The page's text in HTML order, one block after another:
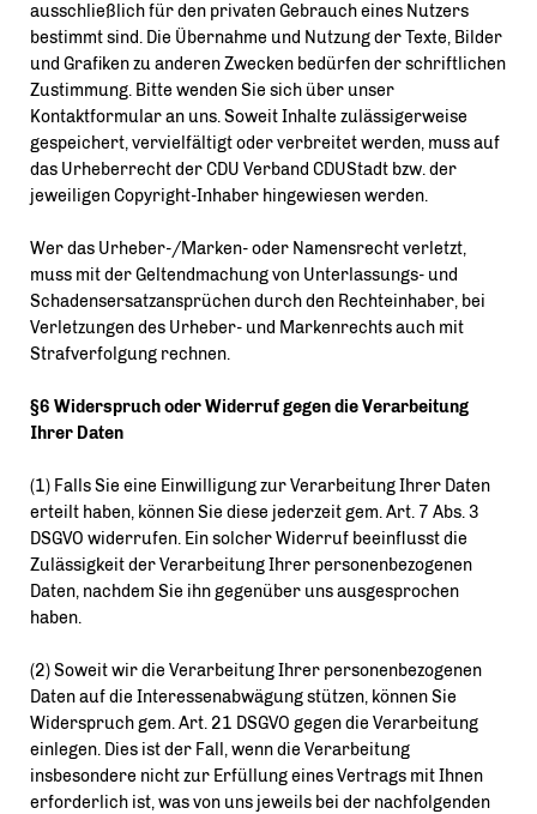
ausschließlich für den privaten Gebrauch eines Nutzers
bestimmt sind. Die Übernahme und Nutzung der Texte, Bilder
und Grafiken zu anderen Zwecken bedürfen der schriftlichen
Zustimmung. Bitte wenden Sie sich über unser
Kontaktformular an uns. Soweit Inhalte zulässigerweise
gespeichert, vervielfältigt oder verbreitet werden, muss auf
das Urheberrecht der CDU Verband CDUStadt bzw. der
jeweiligen Copyright-Inhaber hingewiesen werden.
Wer das Urheber-/Marken- oder Namensrecht verletzt,
muss mit der Geltendmachung von Unterlassungs- und
Schadensersatzansprüchen durch den Rechteinhaber, bei
Verletzungen des Urheber- und Markenrechts auch mit
Strafverfolgung rechnen.
§6 Widerspruch oder Widerruf gegen die Verarbeitung
Ihrer Daten
(1) Falls Sie eine Einwilligung zur Verarbeitung Ihrer Daten
erteilt haben, können Sie diese jederzeit gem. Art. 7 Abs. 3
DSGVO widerrufen. Ein solcher Widerruf beeinflusst die
Zulässigkeit der Verarbeitung Ihrer personenbezogenen
Daten, nachdem Sie ihn gegenüber uns ausgesprochen
haben.
(2) Soweit wir die Verarbeitung Ihrer personenbezogenen
Daten auf die Interessenabwägung stützen, können Sie
Widerspruch gem. Art. 21 DSGVO gegen die Verarbeitung
einlegen. Dies ist der Fall, wenn die Verarbeitung
insbesondere nicht zur Erfüllung eines Vertrags mit Ihnen
erforderlich ist, was von uns jeweils bei der nachfolgenden